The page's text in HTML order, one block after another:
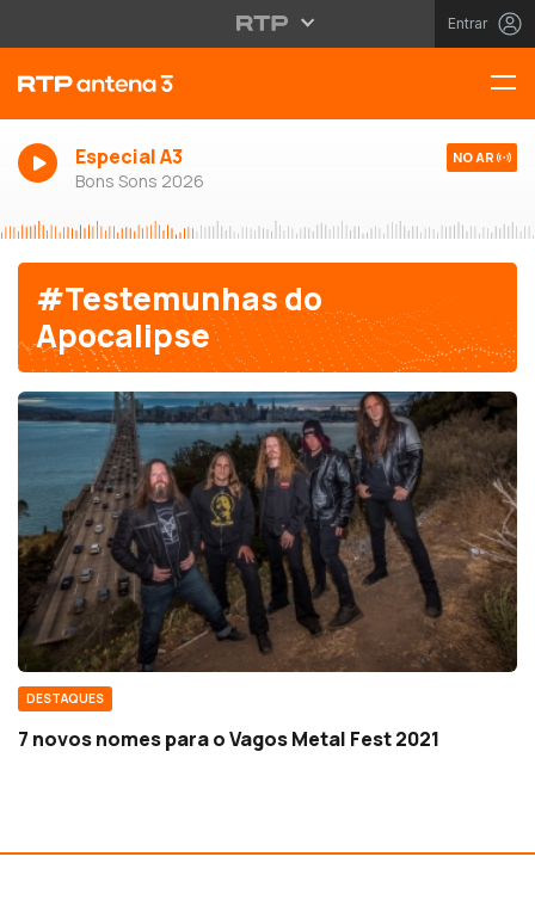
Entrar
Especial A3
Bons Sons 2026
NO AR
#Testemunhas do
Apocalipse
DESTAQUES
7 novos nomes para o Vagos Metal Fest 2021